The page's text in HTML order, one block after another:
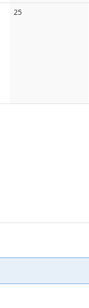
25Keine